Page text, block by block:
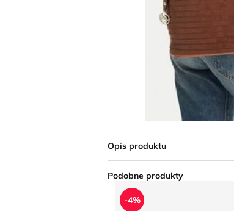
Opis produktu
Podobne produkty
Plecak 4F
-4%